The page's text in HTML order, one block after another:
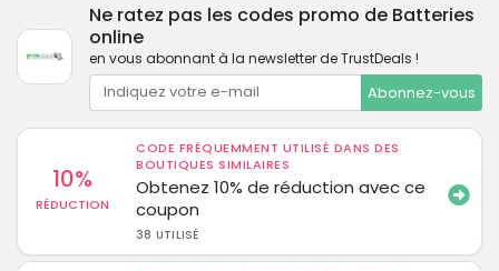
Ne ratez pas les codes promo de Batteries
online
en vous abonnant à la newsletter de TrustDeals !
Abonnez-vous
10%
RÉDUCTION
CODE FRÉQUEMMENT UTILISÉ DANS DES
BOUTIQUES SIMILAIRES
Obtenez 10% de réduction avec ce
coupon
38 UTILISÉ